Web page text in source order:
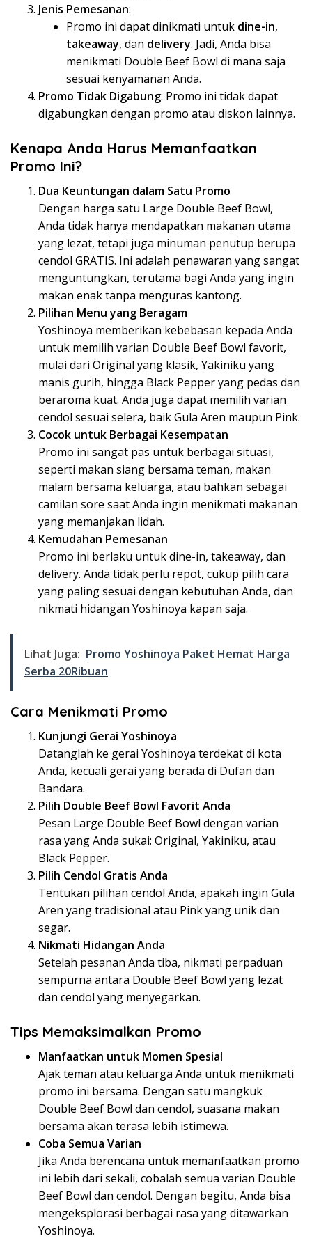
Jenis Pemesanan:
Promo ini dapat dinikmati untuk dine-in,
takeaway, dan delivery. Jadi, Anda bisa
menikmati Double Beef Bowl di mana saja
sesuai kenyamanan Anda.
Promo Tidak Digabung: Promo ini tidak dapat
digabungkan dengan promo atau diskon lainnya.
Kenapa Anda Harus Memanfaatkan
Promo Ini?
Dua Keuntungan dalam Satu Promo
Dengan harga satu Large Double Beef Bowl,
Anda tidak hanya mendapatkan makanan utama
yang lezat, tetapi juga minuman penutup berupa
cendol GRATIS. Ini adalah penawaran yang sangat
menguntungkan, terutama bagi Anda yang ingin
makan enak tanpa menguras kantong.
Pilihan Menu yang Beragam
Yoshinoya memberikan kebebasan kepada Anda
untuk memilih varian Double Beef Bowl favorit,
mulai dari Original yang klasik, Yakiniku yang
manis gurih, hingga Black Pepper yang pedas dan
beraroma kuat. Anda juga dapat memilih varian
cendol sesuai selera, baik Gula Aren maupun Pink.
Cocok untuk Berbagai Kesempatan
Promo ini sangat pas untuk berbagai situasi,
seperti makan siang bersama teman, makan
malam bersama keluarga, atau bahkan sebagai
camilan sore saat Anda ingin menikmati makanan
yang memanjakan lidah.
Kemudahan Pemesanan
Promo ini berlaku untuk dine-in, takeaway, dan
delivery. Anda tidak perlu repot, cukup pilih cara
yang paling sesuai dengan kebutuhan Anda, dan
nikmati hidangan Yoshinoya kapan saja.
Lihat Juga: Promo Yoshinoya Paket Hemat Harga
Serba 20Ribuan
Cara Menikmati Promo
Kunjungi Gerai Yoshinoya
Datanglah ke gerai Yoshinoya terdekat di kota
Anda, kecuali gerai yang berada di Dufan dan
Bandara.
Pilih Double Beef Bowl Favorit Anda
Pesan Large Double Beef Bowl dengan varian
rasa yang Anda sukai: Original, Yakiniku, atau
Black Pepper.
Pilih Cendol Gratis Anda
Tentukan pilihan cendol Anda, apakah ingin Gula
Aren yang tradisional atau Pink yang unik dan
segar.
Nikmati Hidangan Anda
Setelah pesanan Anda tiba, nikmati perpaduan
sempurna antara Double Beef Bowl yang lezat
dan cendol yang menyegarkan.
Tips Memaksimalkan Promo
Manfaatkan untuk Momen Spesial
Ajak teman atau keluarga Anda untuk menikmati
promo ini bersama. Dengan satu mangkuk
Double Beef Bowl dan cendol, suasana makan
bersama akan terasa lebih istimewa.
Coba Semua Varian
Jika Anda berencana untuk memanfaatkan promo
ini lebih dari sekali, cobalah semua varian Double
Beef Bowl dan cendol. Dengan begitu, Anda bisa
mengeksplorasi berbagai rasa yang ditawarkan
Yoshinoya.